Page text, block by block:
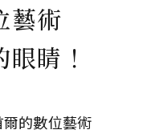
藝術
睛！
的數位藝術